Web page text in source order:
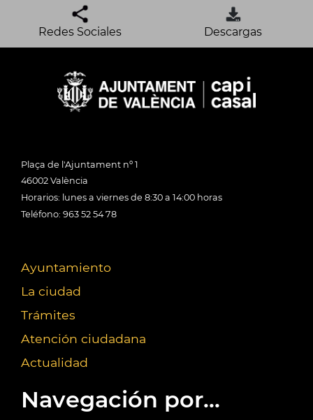
Redes Sociales Descargas
Plaça de l'Ajuntament nº 1
46002 València
Horarios: lunes a viernes de 8:30 a 14:00 horas
Teléfono: 963 52 54 78
Ayuntamiento
La ciudad
Trámites
Atención ciudadana
Actualidad
Navegación por...